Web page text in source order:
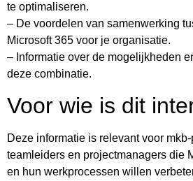
te optimaliseren.
– De voordelen van samenwerking
Microsoft 365 voor je organisatie.
– Informatie over de mogelijkheden
deze combinatie.
Voor wie is dit
Deze informatie is relevant voor
teamleiders en projectmanagers die
en hun werkprocessen willen